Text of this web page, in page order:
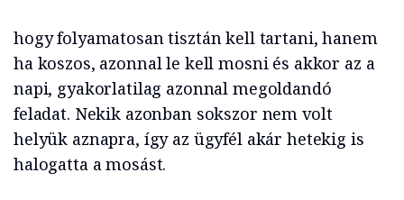
hogy folyamatosan tisztán kell tartani, hanem
ha koszos, azonnal le kell mosni és akkor az a
napi, gyakorlatilag azonnal megoldandó
feladat. Nekik azonban sokszor nem volt
helyük aznapra, így az ügyfél akár hetekig is
halogatta a mosást.